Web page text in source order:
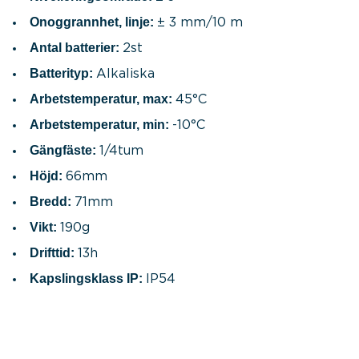
Onoggrannhet, linje: ± 3 mm/10 m
Antal batterier: 2st
Batterityp: Alkaliska
Arbetstemperatur, max: 45°C
Arbetstemperatur, min: -10°C
Gängfäste: 1/4tum
Höjd: 66mm
Bredd: 71mm
Vikt: 190g
Drifttid: 13h
Kapslingsklass IP: IP54